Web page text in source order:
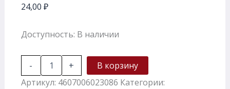
24,00 ₽
Доступность: В наличии
- +
В корзину
Артикул: 4607006023086 Категории: